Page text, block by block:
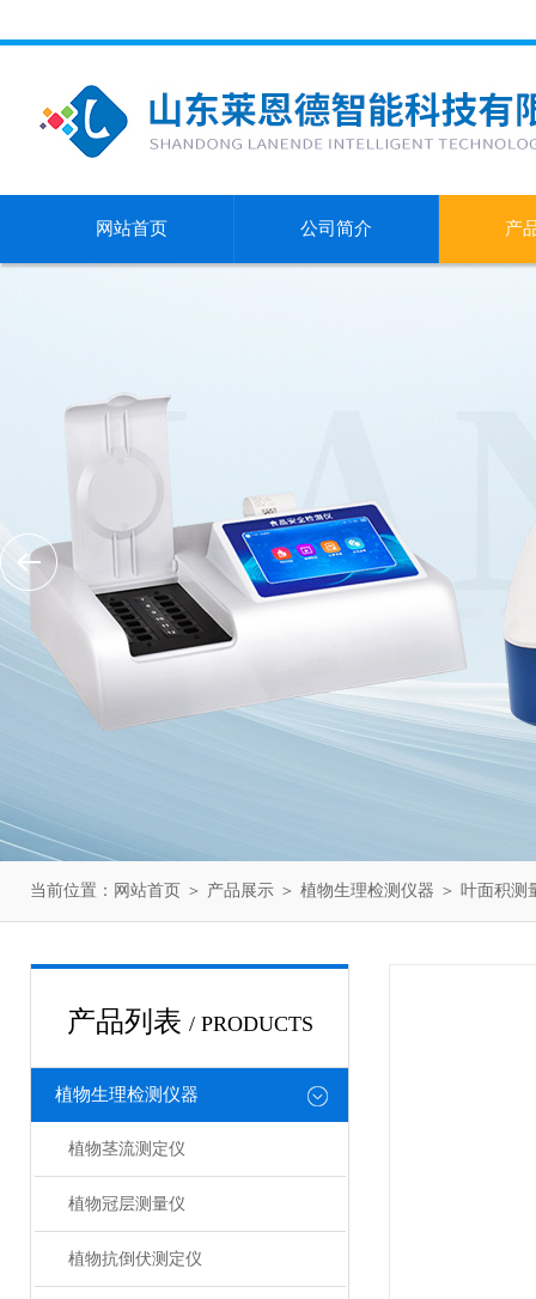
网站首页 公司简介 产
当前位置： 网站首页 ＞ 产品展示 ＞ 植物生理检测仪器 ＞ 叶面积测
产品列表 / PRODUCTS
植物生理检测仪器
植物茎流测定仪
植物冠层测量仪
植物抗倒伏测定仪